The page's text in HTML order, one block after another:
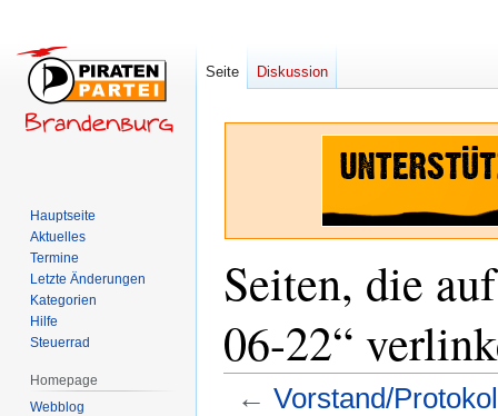
Seiten, die
06-22“
← Vorstand/
Seite Diskussion
Hauptseite
Aktuelles
Termine
Letzte Änderungen
Kategorien
Hilfe
Steuerrad
Homepage
Webblog